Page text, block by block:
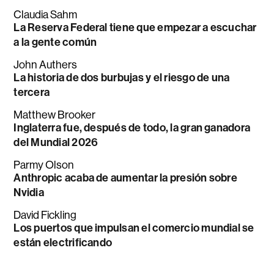
Claudia Sahm
La Reserva Federal tiene que empezar a escuchar
a la gente común
John Authers
La historia de dos burbujas y el riesgo de una
tercera
Matthew Brooker
Inglaterra fue, después de todo, la gran ganadora
del Mundial 2026
Parmy Olson
Anthropic acaba de aumentar la presión sobre
Nvidia
David Fickling
Los puertos que impulsan el comercio mundial se
están electrificando